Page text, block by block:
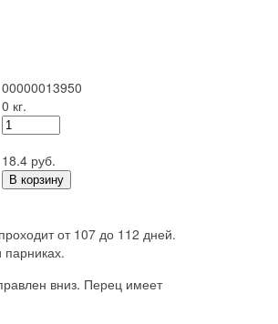
00000013950
0 кг.
18.4 руб.
В корзину
от 107 до 112 дней.
вниз. Перец имеет